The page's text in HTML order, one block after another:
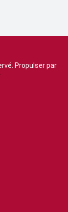
Propulser par